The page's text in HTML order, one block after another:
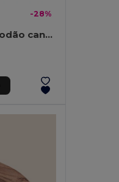
-28%
Avental em 100% algodão canvas (300 g/m²) com detalhes em meta